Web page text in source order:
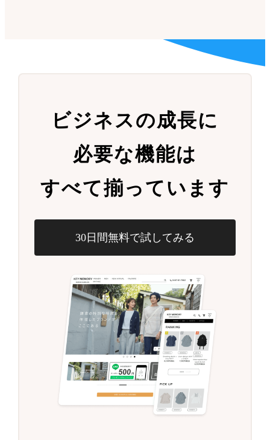
ビジネスの成長に
必要な機能は
すべて揃っています
30日間無料で試してみる